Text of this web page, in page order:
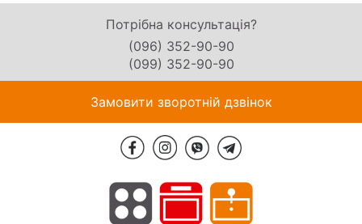
Потрібна консультація?
(096) 352-90-90
(099) 352-90-90
Замовити зворотній дзвінок